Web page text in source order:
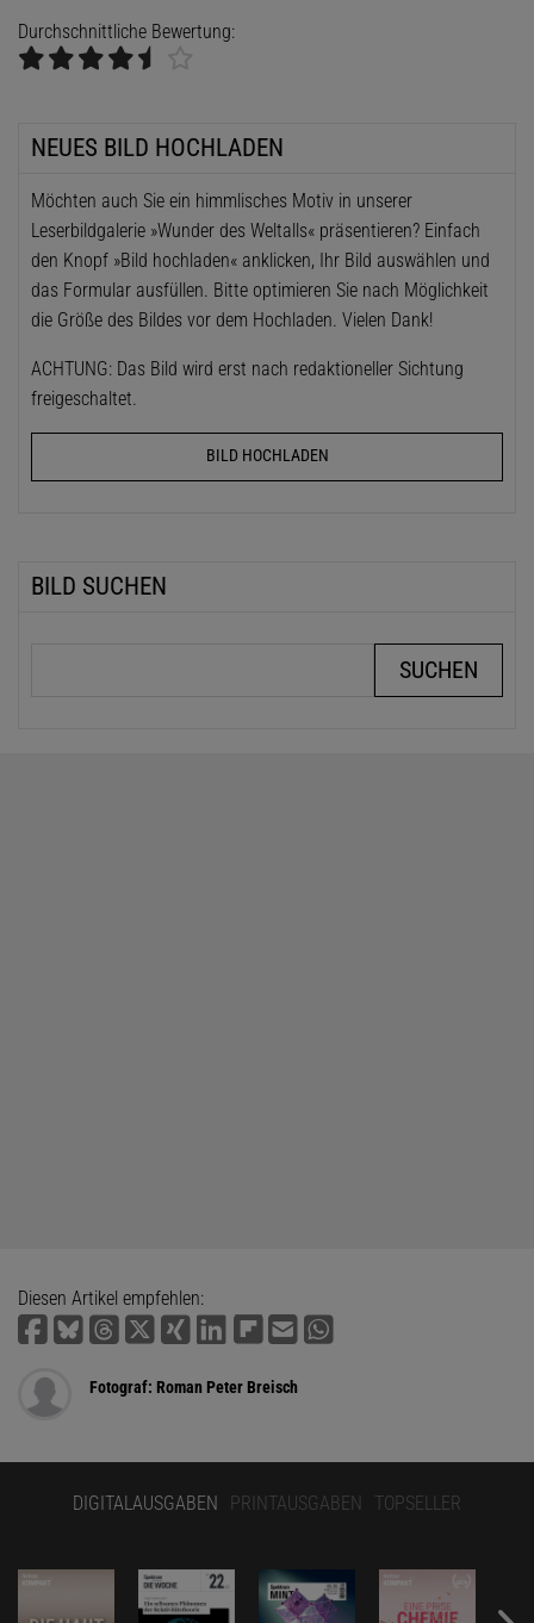
Durchschnittliche Bewertung:
NEUES BILD HOCHLADEN
Möchten auch Sie ein himmlisches Motiv in unserer
Leserbildgalerie »Wunder des Weltalls« präsentieren? Einfach
den Knopf »Bild hochladen« anklicken, Ihr Bild auswählen und
das Formular ausfüllen. Bitte optimieren Sie nach Möglichkeit
die Größe des Bildes vor dem Hochladen. Vielen Dank!
ACHTUNG: Das Bild wird erst nach redaktioneller Sichtung
freigeschaltet.
BILD HOCHLADEN
BILD SUCHEN
Diesen Artikel empfehlen:
Fotograf: Roman Peter Breisch
DIGITALAUSGABEN PRINTAUSGABEN TOPSELLER